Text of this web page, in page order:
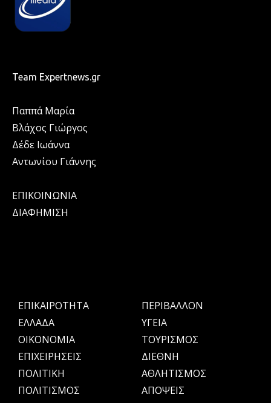
Team Expertnews.gr
Παππά Μαρία
Βλάχος Γιώργος
Δέδε Ιωάννα
Αντωνίου Γιάννης
ΕΠΙΚΟΙΝΩΝΙΑ
ΔΙΑΦΗΜΙΣΗ
ΕΠΙΚΑΙΡΟΤΗΤΑ
ΕΛΛΑΔΑ
OIKONOMIA
ΕΠΙΧΕΙΡΗΣΕΙΣ
ΠΟΛΙΤΙΚΗ
ΠΟΛΙΤΙΣΜΟΣ
ΠΕΡΙΒΑΛΛΟΝ
ΥΓΕΙΑ
ΤΟΥΡΙΣΜΟΣ
ΔΙΕΘΝΗ
ΑΘΛΗΤΙΣΜΟΣ
ΑΠΟΨΕΙΣ